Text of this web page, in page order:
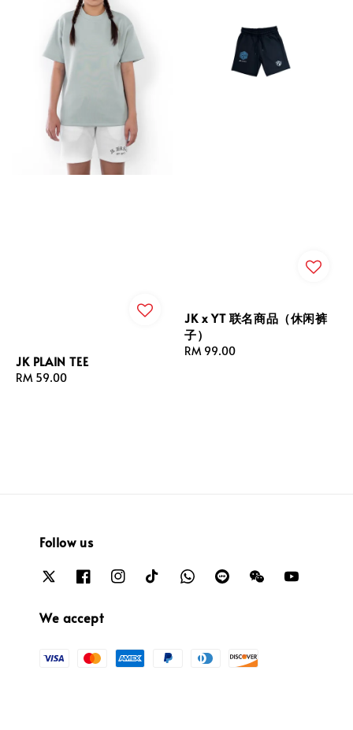
JK PLAIN TEE
Regular
RM 59.00
JK x YT 联名商品（休闲裤
子）
Regular
RM 99.00
Follow us
We accept